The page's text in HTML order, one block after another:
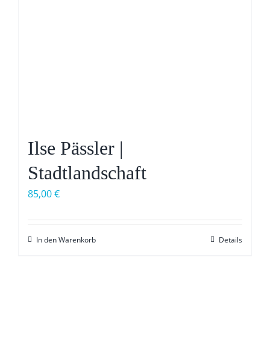
Ilse Pässler |
Stadtlandschaft
85,00€
In den Warenkorb Details